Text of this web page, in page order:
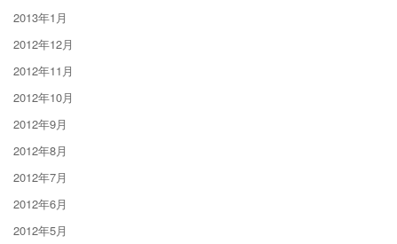
2013年1月
2012年12月
2012年11月
2012年10月
2012年9月
2012年8月
2012年7月
2012年6月
2012年5月